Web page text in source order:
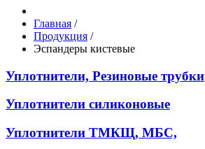
Главная /
Продукция /
Эспандеры кистевые
Уплотнители, Резиновые трубки
Уплотнители силиконовые
Уплотнители ТМКЩ, МБС,